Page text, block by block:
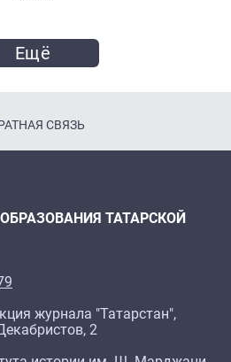
Ещё
СВЯЗЬ
ТАТАРСКОЙ
журнала "Татарстан",
2